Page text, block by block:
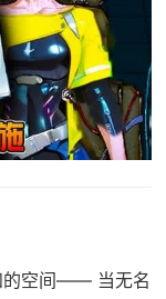
的空间—— 当无名